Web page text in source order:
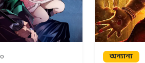
অন্যান্য